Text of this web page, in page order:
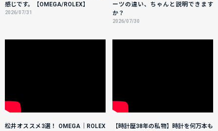
感じです。【OMEGA/ROLEX】
2026/07/31
ーツの違い、ちゃんと説明できます
か？
2026/07/30
松井オススメ3選！ OMEGA｜ROLEX
【時計歴38年の私物】時計を何万本も